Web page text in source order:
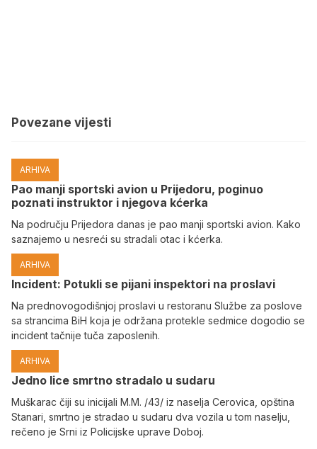
Povezane vijesti
ARHIVA
Pao manji sportski avion u Prijedoru, poginuo
poznati instruktor i njegova kćerka
Na području Prijedora danas je pao manji sportski avion. Kako
saznajemo u nesreći su stradali otac i kćerka.
ARHIVA
Incident: Potukli se pijani inspektori na proslavi
Na prednovogodišnjoj proslavi u restoranu Službe za poslove
sa strancima BiH koja je održana protekle sedmice dogodio se
incident tačnije tuča zaposlenih.
ARHIVA
Јedno lice smrtno stradalo u sudaru
Muškarac čiji su inicijali M.M. /43/ iz naselja Cerovica, opština
Stanari, smrtno je stradao u sudaru dva vozila u tom naselju,
rečeno je Srni iz Policijske uprave Doboj.